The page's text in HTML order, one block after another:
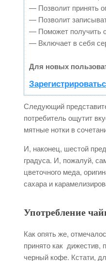
— Позволит принять
— Позволит
— Поможет получить
— Включает в себя
Для новых
Следующий
потребитель ощутит
мятные нотки в
И, наконец, шестой
градуса. И, пожалуй,
цветочного меда,
сахара и
Употребление
Как опять же,
принято как дижестив,
черный кофе. Кстати,